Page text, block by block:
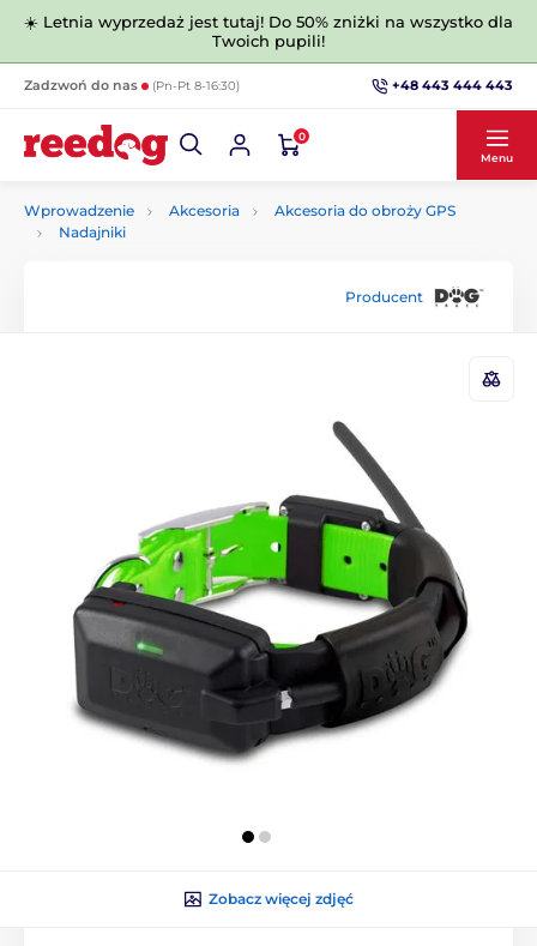
☀️ Letnia wyprzedaż jest tutaj! Do 50% zniżki na wszystko dla
Twoich pupili!
Zadzwoń do nas (Pn-Pt 8-16:30) +48 443 444 443
0
Menu
Wprowadzenie Akcesoria
Akcesoria do obroży GPS
Nadajniki
Producent
Zobacz więcej zdjęć